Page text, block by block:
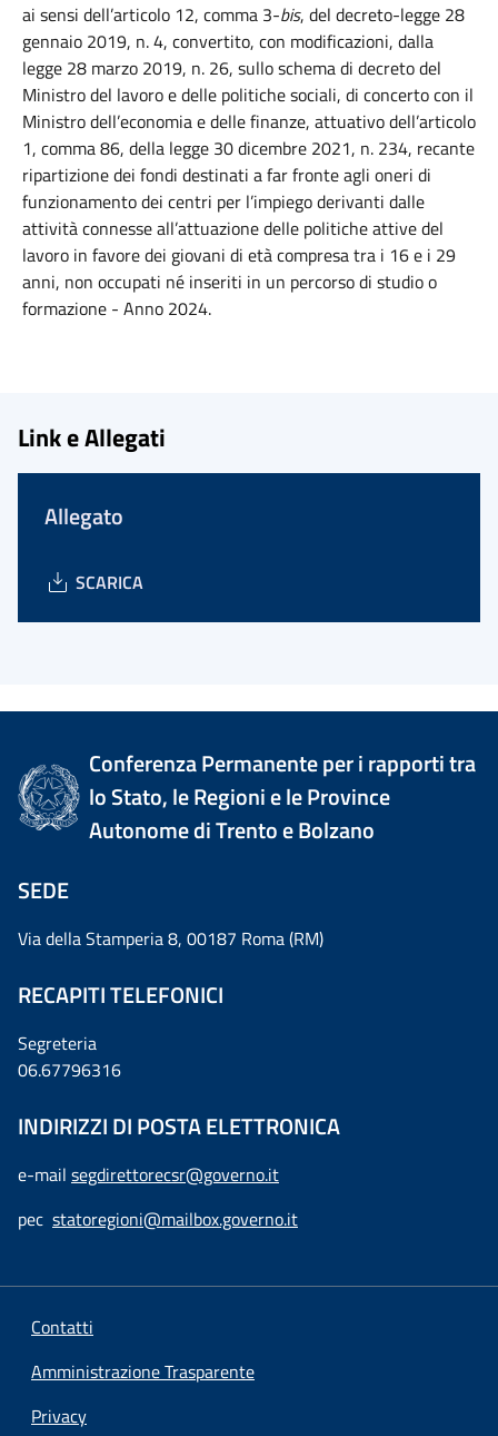
ai sensi dell’articolo 12, comma 3-bis, del decreto-legge 28
gennaio 2019, n. 4, convertito, con modificazioni, dalla
legge 28 marzo 2019, n. 26, sullo schema di decreto del
Ministro del lavoro e delle politiche sociali, di concerto con il
Ministro dell’economia e delle finanze, attuativo dell’articolo
1, comma 86, della legge 30 dicembre 2021, n. 234, recante
ripartizione dei fondi destinati a far fronte agli oneri di
funzionamento dei centri per l’impiego derivanti dalle
attività connesse all’attuazione delle politiche attive del
lavoro in favore dei giovani di età compresa tra i 16 e i 29
anni, non occupati né inseriti in un percorso di studio o
formazione - Anno 2024.
Link e Allegati
Allegato
SCARICA
Conferenza Permanente per i rapporti tra
lo Stato, le Regioni e le Province
Autonome di Trento e Bolzano
SEDE
Via della Stamperia 8, 00187 Roma (RM)
RECAPITI TELEFONICI
Segreteria
06.67796316
INDIRIZZI DI POSTA ELETTRONICA
e-mail segdirettorecsr@governo.it
pec statoregioni@mailbox.governo.it
Contatti
Amministrazione Trasparente
Privacy